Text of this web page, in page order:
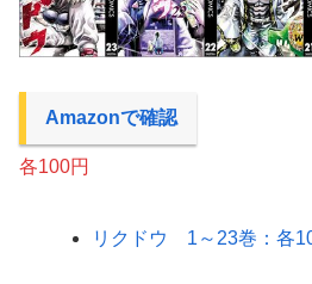
Amazonで確認
各100円
リクドウ 1～23巻：各